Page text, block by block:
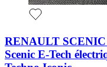
RENAULT
Scenic E-Tech